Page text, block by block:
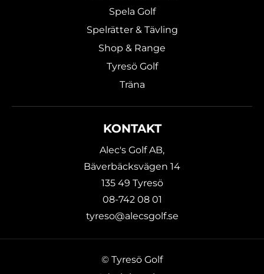
Spela Golf
Spelrätter & Tävling
Shop & Range
Tyresö Golf
Träna
KONTAKT
Alec's Golf AB,
Bäverbäcksvägen 14
135 49 Tyresö
08-742 08 01
tyreso@alecsgolf.se
© Tyresö Golf